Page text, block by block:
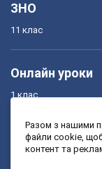
ЗНО
11 клас
Онлайн уроки
1 клас
3 клас
Разом з нашими
файли cookie,
контент та